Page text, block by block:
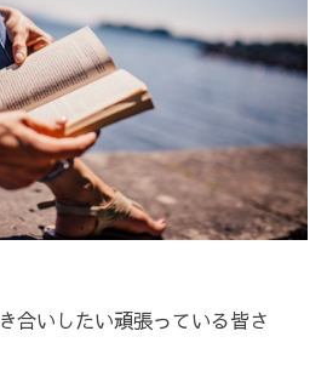
合いしたい頑張っている皆さ